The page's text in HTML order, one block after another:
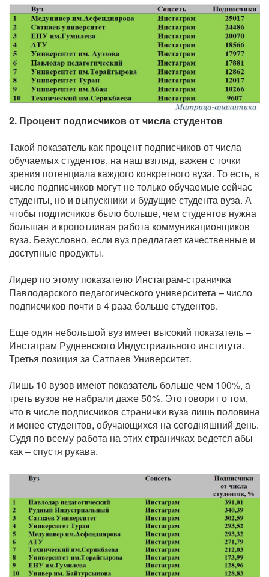
2. Процент подписчиков от числа студентов
Такой показатель как процент подписчиков от числа
обучаемых студентов, на наш взгляд, важен с точки
зрения потенциала каждого конкретного вуза. То есть, в
числе подписчиков могут не только обучаемые сейчас
студенты, но и выпускники и будущие студента вуза. А
чтобы подписчиков было больше, чем студентов нужна
большая и кропотливая работа коммуникационщиков
вуза. Безусловно, если вуз предлагает качественные и
доступные продукты.
Лидер по этому показателю Инстаграм-страничка
Павлодарского педагогического университета – число
подписчиков почти в 4 раза больше студентов.
Еще один небольшой вуз имеет высокий показатель –
Инстаграм Рудненского Индустриального института.
Третья позиция за Сатпаев Университет.
Лишь 10 вузов имеют показатель больше чем 100%, а
треть вузов не набрали даже 50%. Это говорит о том,
что в числе подписчиков странички вуза лишь половина
и менее студентов, обучающихся на сегодняшний день.
Судя по всему работа на этих страничках ведется абы
как – спустя рукава.